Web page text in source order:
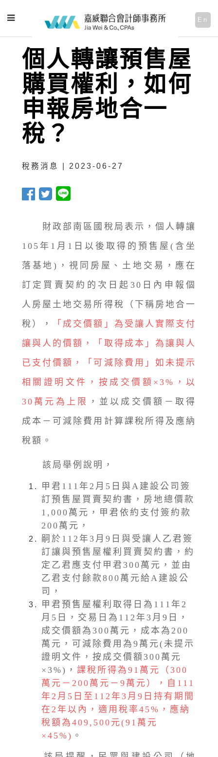
En
個人轉讓預售屋
購買權利，如何
申報房地合一
稅？
稅務消息 | 2023-06-27
財政部南區國稅局表示，個人轉讓
105年1月1日以後取得的預售屋(含坐
落基地)，視同房屋、土地交易，應在
訂定買賣契約的次日起30日內申報個
人房屋土地交易所得稅（下稱房地合一
稅），
「成交價額」為受讓人實際支付
讓與人的價額，「取得成本」為讓與人
已支付價額，「可減除費用」如未提示
相關證明文件，按成交價額×3%，以
30萬元為上限
，並以成交價額－取得
成本－可減除費用計算課稅所得及應納
稅額。
該局舉例說明，
甲君111年2月5日與A建設公司簽
訂預售屋買賣契約書，房地總價款
1,000萬元，甲君依約支付簽約款
200萬元，
嗣於112年3月9日與受讓人乙君簽
訂讓與預售屋權利買賣契約書，約
定乙君應支付甲君300萬元，並由
乙君支付餘款800萬元給A建設公
司，
甲君預售屋權利取得日為111年2
月5日，交易日為112年3月9日，
成交價額為300萬元，成本為200
萬元，可減除費用為9萬元(未提示
證明文件，按成交價額300萬元
×3%)， 課稅所得為91萬元（300
萬元－200萬元－9萬元），自111
年2月5日至112年3月9日持有期間
在2年以內，適用稅率45%，應納
稅額為409,500元(91萬元
×45%) 。